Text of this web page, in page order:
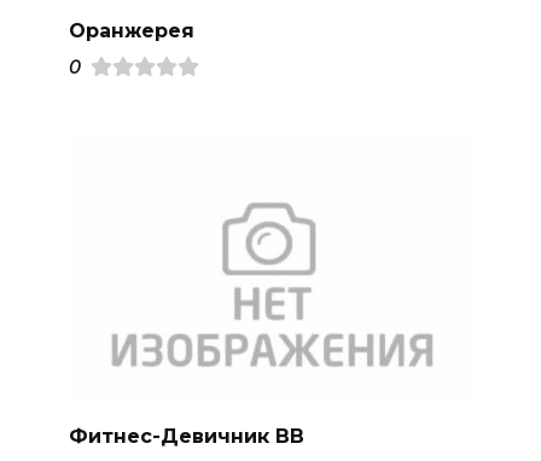
Оранжерея
0
Фитнес-Девичник ВВ